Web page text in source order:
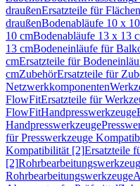
draußenErsatzteile für
draußenBodenabläufe 10 x
10 cmBodenabläufe 13 x 13
13 cmBodeneinläufe für
cmErsatzteile für
cmZubehörErsatzteile für
Netzwerkkomponenten
FlowFitErsatzteile für
FlowFitHandpresswerkzeuge
Handpresswerkzeuge
für Presswerkzeuge
Kompatibilität [2]Ersatzteile
[2]
Rohrbearbeitungswerkzeuge